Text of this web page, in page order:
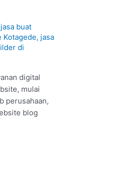
jasa buat
Kotagede, jasa
di
digital
mulai
perusahaan,
blog